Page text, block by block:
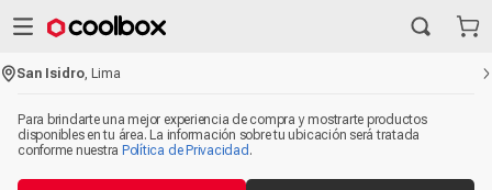
San Isidro ,Lima
Para brindarte una mejor experiencia de compra y mostrarte productos
disponibles en tu área. La información sobre tu ubicación será tratada
conforme nuestra Política de Privacidad .